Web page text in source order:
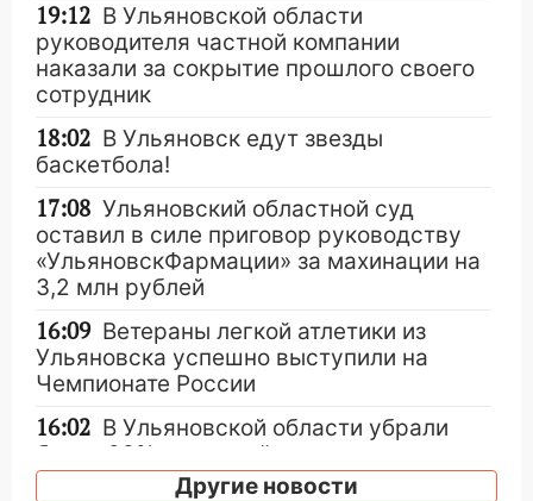
19:12 В Ульяновской области
руководителя частной компании
наказали за сокрытие прошлого своего
сотрудник
18:02 В Ульяновск едут звезды
баскетбола!
17:08 Ульяновский областной суд
оставил в силе приговор руководству
«УльяновскФармации» за махинации на
3,2 млн рублей
16:09 Ветераны легкой атлетики из
Ульяновска успешно выступили на
Чемпионате России
16:02 В Ульяновской области убрали
более 28% площадей зерновых и
зернобобовых культур
Другие новости